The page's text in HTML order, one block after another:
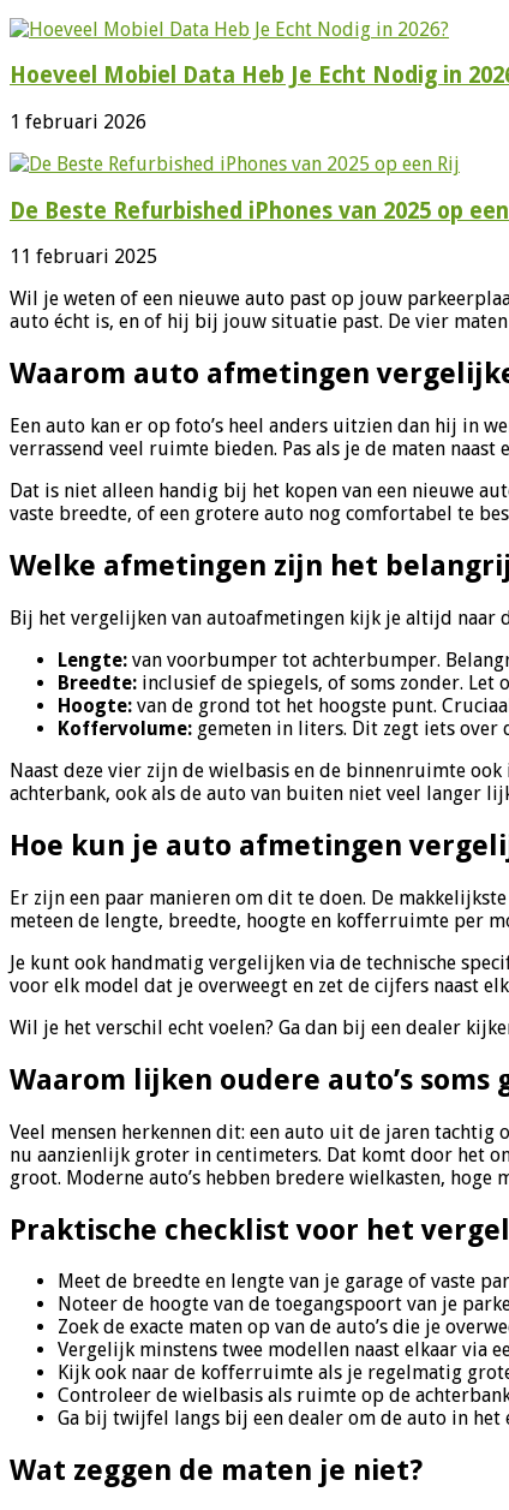
Hoeveel Mobiel Data Heb Je Echt Nodig in
1 februari 2026
De Beste Refurbished iPhones van 2025 op
11 februari 2025
Wil je weten of een nieuwe auto past op jouw
auto écht is, en of hij bij jouw situatie past. De vier
Waarom auto afmetingen
Een auto kan er op foto’s heel anders uitzien dan hij in
verrassend veel ruimte bieden. Pas als je de maten
Dat is niet alleen handig bij het kopen van een nieuwe
vaste breedte, of een grotere auto nog comfortabel te
Welke afmetingen zijn het
Bij het vergelijken van autoafmetingen kijk je altijd naar
Lengte: van voorbumper tot achterbumper.
Breedte: inclusief de spiegels, of soms zonder.
Hoogte: van de grond tot het hoogste punt.
Koffervolume: gemeten in liters. Dit zegt iets
Naast deze vier zijn de wielbasis en de binnenruimte
achterbank, ook als de auto van buiten niet veel langer
Hoe kun je auto afmetingen
Er zijn een paar manieren om dit te doen. De
meteen de lengte, breedte, hoogte en kofferruimte per
Je kunt ook handmatig vergelijken via de technische
voor elk model dat je overweegt en zet de cijfers naast
Wil je het verschil echt voelen? Ga dan bij een dealer
Waarom lijken oudere auto’s soms
Veel mensen herkennen dit: een auto uit de jaren
nu aanzienlijk groter in centimeters. Dat komt door het
groot. Moderne auto’s hebben bredere wielkasten,
Praktische checklist voor het
Meet de breedte en lengte van je garage of vaste
Noteer de hoogte van de toegangspoort van je
Zoek de exacte maten op van de auto’s die je
Vergelijk minstens twee modellen naast elkaar via
Kijk ook naar de kofferruimte als je regelmatig
Controleer de wielbasis als ruimte op de
Ga bij twijfel langs bij een dealer om de auto in het
Wat zeggen de maten je niet?